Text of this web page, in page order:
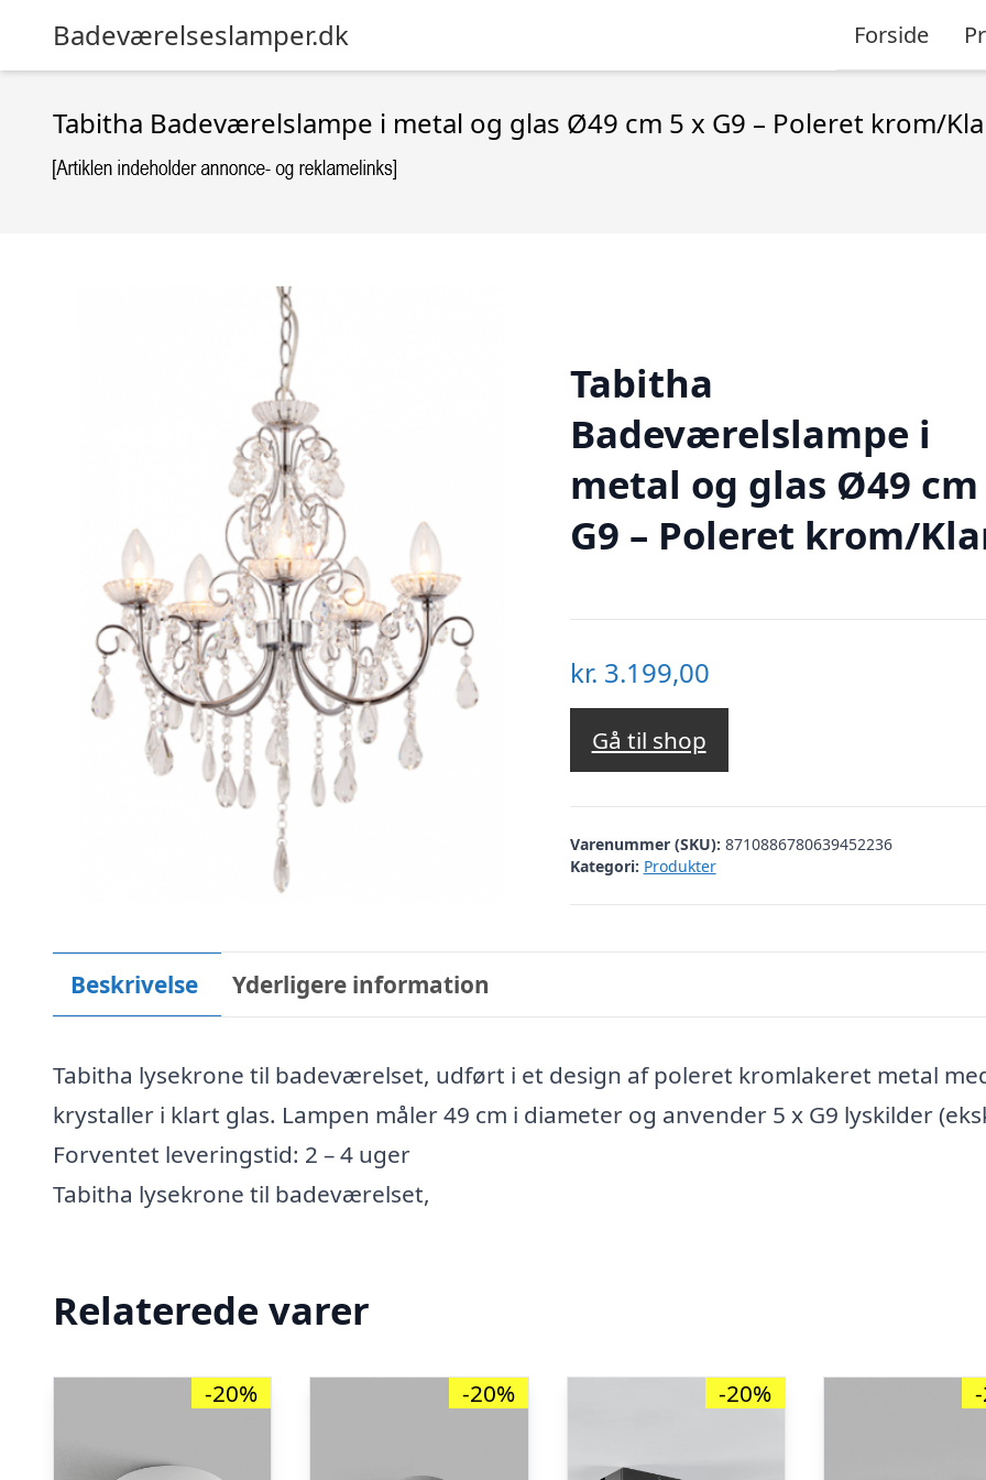
Badeværelseslamper.dk Forside
Tabitha Badeværelslampe i metal og glas Ø49 cm 5 x G9 – Poleret krom/
Tabitha
Badeværelslampe i
metal og glas Ø49 cm
G9 – Poleret krom/
kr. 3.199,00
Gå til shop
Varenummer (SKU): 8710886780639452236
Kategori: Produkter
Beskrivelse Yderligere information
Tabitha lysekrone til badeværelset, udført i et design af poleret kromlakeret metal
krystaller i klart glas. Lampen måler 49 cm i diameter og anvender 5 x G9 lyskilder
Forventet leveringstid: 2 – 4 uger
Tabitha lysekrone til badeværelset,
Relaterede varer
-20% -20% -20%